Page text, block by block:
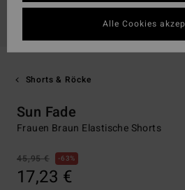
Shorts & Röcke
Sun Fade
Frauen Braun Elastische Shorts
45,95 € 63%
17,23 €
Alle Cookies